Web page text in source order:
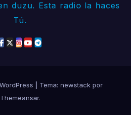
duzu. Esta radio la haces
Tú.
Tema: newstack por
Themeansar.